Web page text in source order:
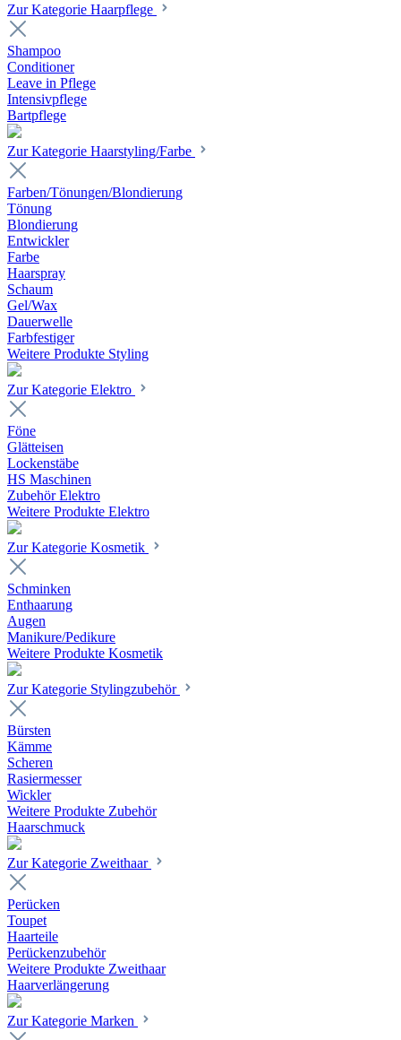
Zur Kategorie Haarpflege
Shampoo
Conditioner
Leave in Pflege
Intensivpflege
Bartpflege
Zur Kategorie Haarstyling/Farbe
Farben/Tönungen/Blondierung
Tönung
Blondierung
Entwickler
Farbe
Haarspray
Schaum
Gel/Wax
Dauerwelle
Farbfestiger
Weitere Produkte Styling
Zur Kategorie Elektro
Föne
Glätteisen
Lockenstäbe
HS Maschinen
Zubehör Elektro
Weitere Produkte Elektro
Zur Kategorie Kosmetik
Schminken
Enthaarung
Augen
Manikure/Pedikure
Weitere Produkte Kosmetik
Zur Kategorie Stylingzubehör
Bürsten
Kämme
Scheren
Rasiermesser
Wickler
Weitere Produkte Zubehör
Haarschmuck
Zur Kategorie Zweithaar
Perücken
Toupet
Haarteile
Perückenzubehör
Weitere Produkte Zweithaar
Haarverlängerung
Zur Kategorie Marken